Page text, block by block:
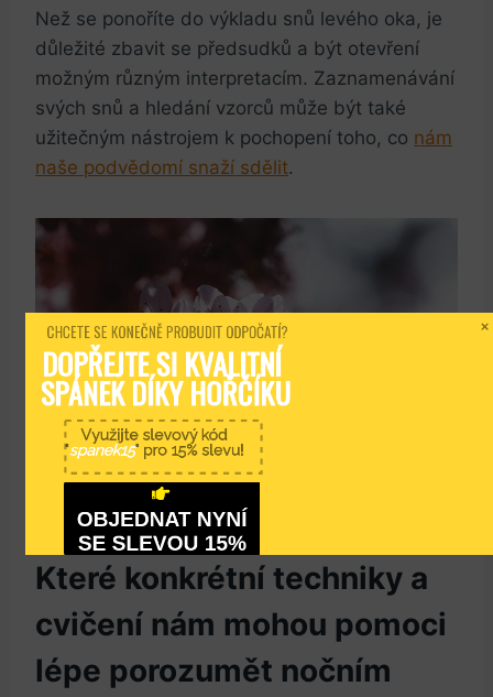
Než se ponoříte do výkladu snů levého oka, je
důležité zbavit se předsudků a být otevření
možným různým interpretacím. Zaznamenávání
svých snů a hledání vzorců může být také
užitečným nástrojem k pochopení toho, co nám
naše podvědomí snaží sdělit.
Které konkrétní techniky a
cvičení nám mohou pomoci
lépe porozumět nočním
CHCETE SE KONEČNĚ PROBUDIT ODPOČATÍ?
DOPŘEJTE SI KVALITNÍ
SPÁNEK DÍKY HOŘČÍKU
Využijte slevový kód
"spanek15" pro 15% slevu!
NEMÁM ZÁJEM, NECHCI SE CÍTIT ODPOČATÝ A
SVĚŽÍ
OBJEDNAT NYNÍ
SE SLEVOU 15%